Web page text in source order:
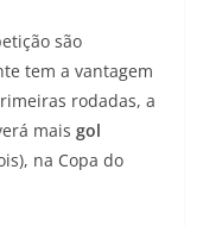
são
tem a vantagem
rodadas, a
mais gol
na Copa do